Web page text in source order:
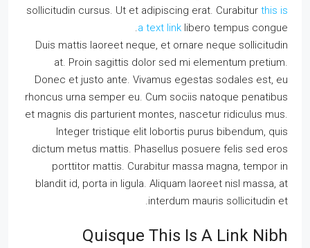
sollicitudin cursus. Ut et adipiscing erat. Curabitur this is
a text link libero tempus congue.
Duis mattis laoreet neque, et ornare neque sollicitudin
at. Proin sagittis dolor sed mi elementum pretium.
Donec et justo ante. Vivamus egestas sodales est, eu
rhoncus urna semper eu. Cum sociis natoque penatibus
et magnis dis parturient montes, nascetur ridiculus mus.
Integer tristique elit lobortis purus bibendum, quis
dictum metus mattis. Phasellus posuere felis sed eros
porttitor mattis. Curabitur massa magna, tempor in
blandit id, porta in ligula. Aliquam laoreet nisl massa, at
interdum mauris sollicitudin et.
Quisque This Is A Link Nibh